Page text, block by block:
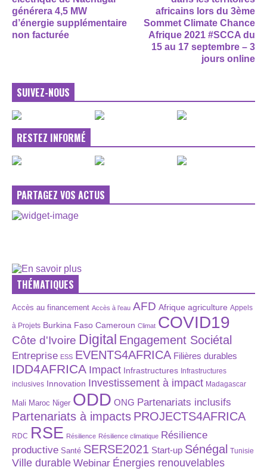
générera 4,5 MW
d’énergie supplémentaire
non facturée
africains lors du 3ème
Sommet Climate Chance
Afrique 2021 #SCCA du
15 au 17 septembre – 3
jours online
SUIVEZ-NOUS
RESTEZ INFORMÉ
PARTAGEZ VOS ACTUS
THÉMATIQUES
Accès au financement Accès à l’eau AFD Afrique agriculture Appels
à Projets Burkina Faso Cameroun Climat COVID19
Côte d'Ivoire Digital Engagement Sociétal
Entreprise ESS EVENTS4AFRICA Filières durables
IDD4AFRICA Impact Infrastructures Infrastructures
inclusives Innovation Investissement à impact Madagascar
Mali Maroc Niger ODD ONG Partenariats inclusifs
Partenariats à impacts PROJECTS4AFRICA
RDC RSE Résilience Résilience climatique Résilience
productive Santé SERSE2021 Start-up Sénégal Tunisie
Ville durable Webinar Énergies renouvelables